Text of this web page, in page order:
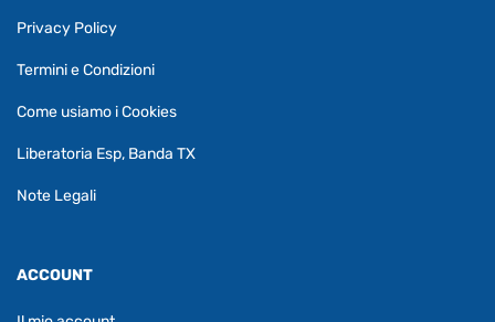
Privacy Policy
Termini e Condizioni
Come usiamo i Cookies
Liberatoria Esp, Banda TX
Note Legali
ACCOUNT